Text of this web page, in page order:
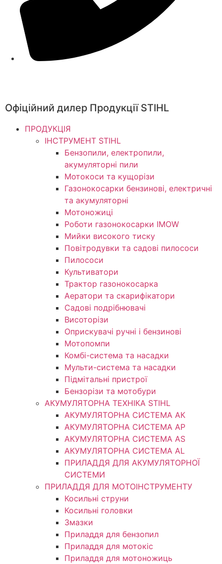
Офіційний дилер Продукції STIHL
ПРОДУКЦІЯ
ІНСТРУМЕНТ STIHL
Бензопили, електропили,
акумуляторні пили
Мотокоси та кущорізи
Газонокосарки бензинові, електричні
та акумуляторні
Мотоножиці
Роботи газонокосарки IMOW
Мийки високого тиску
Повітродувки та садові пилососи
Пилососи
Культиватори
Трактор газонокосарка
Аератори та скарифікатори
Садові подрібнювачі
Висоторізи
Оприскувачі ручні і бензинові
Мотопомпи
Комбі-система та насадки
Мульти-система та насадки
Підмітальні пристрої
Бензорізи та мотобури
АКУМУЛЯТОРНА ТЕХНІКА STIHL
АКУМУЛЯТОРНА СИСТЕМА АК
АКУМУЛЯТОРНА СИСТЕМА АР
АКУМУЛЯТОРНА СИСТЕМА AS
АКУМУЛЯТОРНА СИСТЕМА AL
ПРИЛАДДЯ ДЛЯ АКУМУЛЯТОРНОЇ
СИСТЕМИ
ПРИЛАДДЯ ДЛЯ МОТОІНСТРУМЕНТУ
Косильні струни
Косильні головки
Змазки
Приладдя для бензопил
Приладдя для мотокіс
Приладдя для мотоножиць